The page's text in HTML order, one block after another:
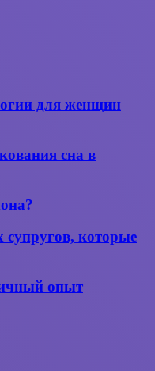
для женщин
сна в
которые
опыт